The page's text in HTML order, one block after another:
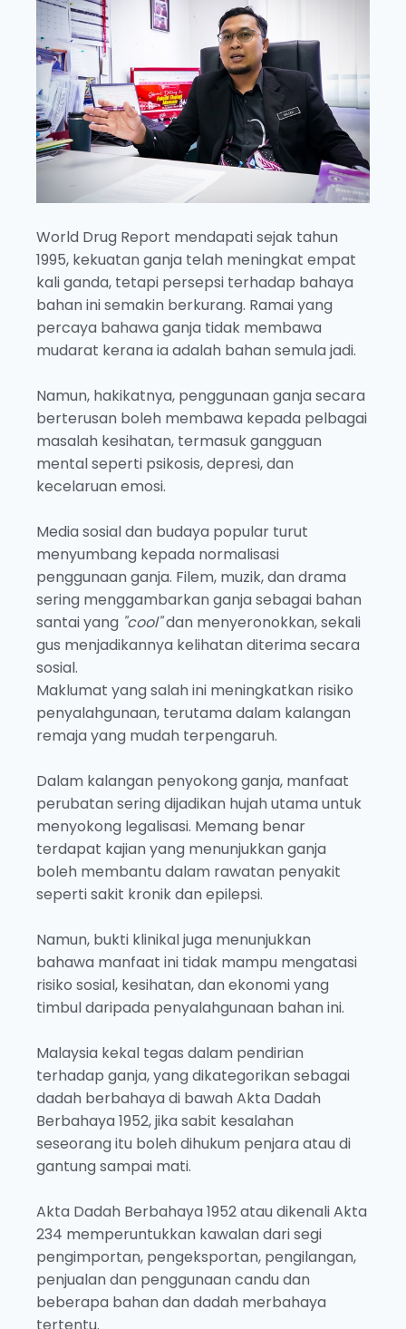
World Drug Report mendapati sejak tahun
1995, kekuatan ganja telah meningkat empat
kali ganda, tetapi persepsi terhadap bahaya
bahan ini semakin berkurang. Ramai yang
percaya bahawa ganja tidak membawa
mudarat kerana ia adalah bahan semula jadi.
Namun, hakikatnya, penggunaan ganja secara
berterusan boleh membawa kepada pelbagai
masalah kesihatan, termasuk gangguan
mental seperti psikosis, depresi, dan
kecelaruan emosi.
Media sosial dan budaya popular turut
menyumbang kepada normalisasi
penggunaan ganja. Filem, muzik, dan drama
sering menggambarkan ganja sebagai bahan
santai yang "cool"dan menyeronokkan, sekali
gus menjadikannya kelihatan diterima secara
sosial.
Maklumat yang salah ini meningkatkan risiko
penyalahgunaan, terutama dalam kalangan
remaja yang mudah terpengaruh.
Dalam kalangan penyokong ganja, manfaat
perubatan sering dijadikan hujah utama untuk
menyokong legalisasi. Memang benar
terdapat kajian yang menunjukkan ganja
boleh membantu dalam rawatan penyakit
seperti sakit kronik dan epilepsi.
Namun, bukti klinikal juga menunjukkan
bahawa manfaat ini tidak mampu mengatasi
risiko sosial, kesihatan, dan ekonomi yang
timbul daripada penyalahgunaan bahan ini.
Malaysia kekal tegas dalam pendirian
terhadap ganja, yang dikategorikan sebagai
dadah berbahaya di bawah Akta Dadah
Berbahaya 1952, jika sabit kesalahan
seseorang itu boleh dihukum penjara atau di
gantung sampai mati.
Akta Dadah Berbahaya 1952 atau dikenali Akta
234 memperuntukkan kawalan dari segi
pengimportan, pengeksportan, pengilangan,
penjualan dan penggunaan candu dan
beberapa bahan dan dadah merbahaya